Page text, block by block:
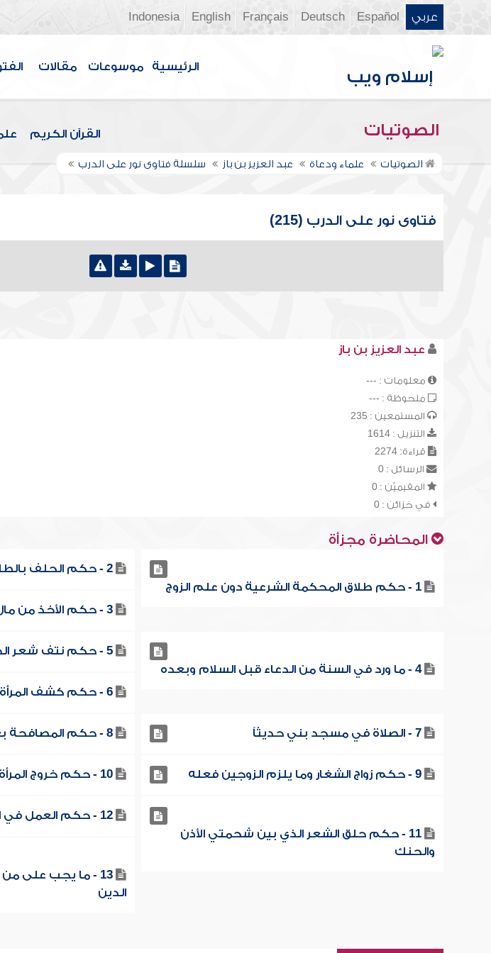
عربي Español
Deutsch
Français
English
Indonesia
الرئيسية موسوعات مقالات
الصوتيات القرآن الكريم
الصوتيات علماء ودعاة عبد العزيز بن باز سلسلة فتاوى نور على الدرب
فتاوى نور على الدرب (215)
عبد العزيز بن باز
معلومات : ---
ملحوظة : ---
المستمعين : 235
التنزيل : 1614
قراءة: 2274
الرسائل : 0
المقيميّن : 0
في خزائن : 0
المحاضرة مجزأة
1 - حكم طلاق المحكمة الشرعية دون علم الزوج
2 - حكم الحلف بالطلاق على أنه سيتزوج
3 - حكم الأخذ من مال الأبوين بغير إذنهما
4 - ما ورد في السنة من الدعاء قبل السلام وبعده
5 - حكم نتف شعر الحاجبين
6 - حكم كشف المرأة رأسها عند الأقارب
7 - الصلاة في مسجد بني حديثاً 8 - حكم المصافحة بعد السلام من الصلاة
9 - حكم زواج الشغار وما يلزم الزوجين فعله 10 - حكم خروج المرأة لصلاة الجمعة
11 - حكم حلق الشعر الذي بين شحمتي الأذن
والحنك
12 - حكم العمل في المدارس المختلطة
13 - ما يجب على
الدين